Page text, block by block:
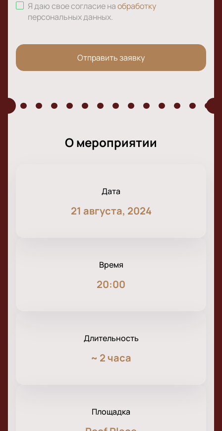
Я даю свое согласие наобработку
персональных данных.
Отправить заявку
О мероприятии
Дата
21 августа, 2024
Время
20:00
Длительность
~ 2 часа
Площадка